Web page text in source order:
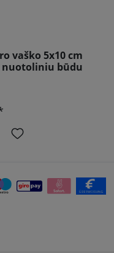
vaško 5x10 cm
nuotoliniu būdu